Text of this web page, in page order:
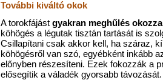
További kiváltó okok
A torokfájást gyakran meghűlés
köhögés a légutak tisztán tartását is
Csillapítani csak akkor kell, ha száraz,
köhögésről van szó, egyébként inkább
előnyben részesíteni. Ezek fokozzák a
elősegítik a váladék gyorsabb távozását.